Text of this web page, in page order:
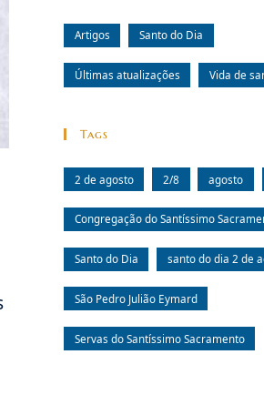
Artigos Santo do Dia
Últimas atualizações Vida de
Tags
2 de agosto 2/8 agosto
Congregação do Santíssimo
Santo do Dia santo do dia 2 de
São Pedro Julião Eymard
Servas do Santíssimo Sacramento